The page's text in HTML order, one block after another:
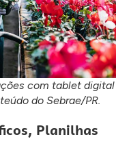
com tablet digital
do Sebrae/PR.
Planilhas